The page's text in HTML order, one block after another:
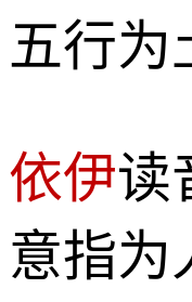
五行为
依伊读
意指为